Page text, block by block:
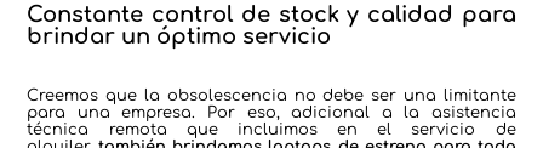
Constante control de stock y calidad para
brindar un óptimo servicio
Creemos que la obsolescencia no debe ser una limitante
para una empresa. Por eso, adicional a la asistencia
técnica remota que incluimos en el servicio de